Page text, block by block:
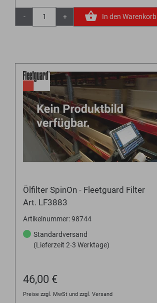
- + In den Warenkorb
Ölfilter SpinOn - Fleetguard Filter
Art. LF3883
Artikelnummer: 98744
Standardversand
(Lieferzeit 2-3 Werktage)
46,00 €
Preise zzgl. MwSt und zzgl. Versand